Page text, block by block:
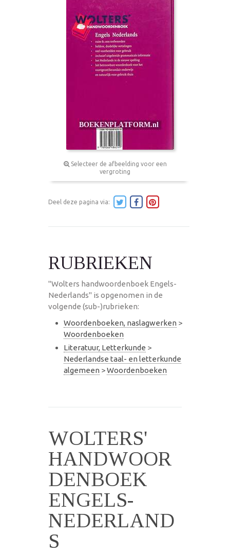
Selecteer de afbeelding voor een
vergroting
Deel deze pagina via:
RUBRIEKEN
"Wolters handwoordenboek Engels-
Nederlands" is opgenomen in de
volgende (sub-)rubrieken:
Woordenboeken, naslagwerken >
Woordenboeken
Literatuur, Letterkunde >
Nederlandse taal- en letterkunde
algemeen >Woordenboeken
WOLTERS'
HANDWOOR
DENBOEK
ENGELS-
NEDERLAND
S